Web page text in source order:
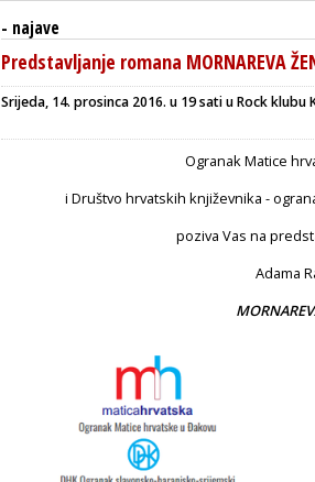
- najave
Predstavljanje romana MORNAREVA
Srijeda, 14. prosinca 2016. u 19 sati uRock klubu
Ogranak Matice
i Društvo hrvatskih književnika -
poziva Vas na
Adama